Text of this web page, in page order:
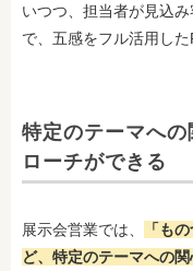
いつつ、担当者が見込
で、五感をフル活用した
特定のテーマへ
ローチができる
展示会営業では、
「も
ど、特定のテーマへの